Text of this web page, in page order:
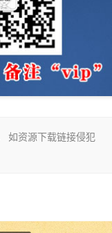
如资源下载链接侵犯